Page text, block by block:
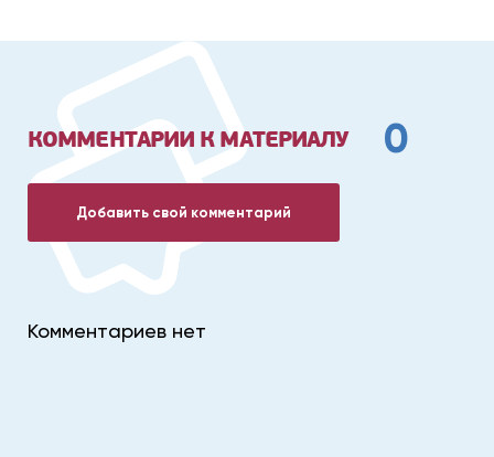
КОММЕНТАРИИ К МАТЕРИАЛУ 0
Добавить свой комментарий
Комментариев нет